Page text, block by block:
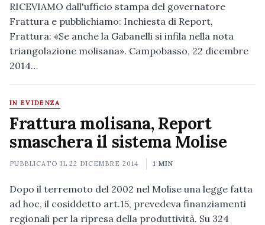
RICEVIAMO dall'ufficio stampa del governatore
Frattura e pubblichiamo: Inchiesta di Report,
Frattura: «Se anche la Gabanelli si infila nella nota
triangolazione molisana». Campobasso, 22 dicembre
2014…
IN EVIDENZA
Frattura molisana, Report
smaschera il sistema Molise
PUBBLICATO IL22 DICEMBRE 2014 1 MIN
Dopo il terremoto del 2002 nel Molise una legge fatta
ad hoc, il cosiddetto art.15, prevedeva finanziamenti
regionali per la ripresa della produttività. Su 324